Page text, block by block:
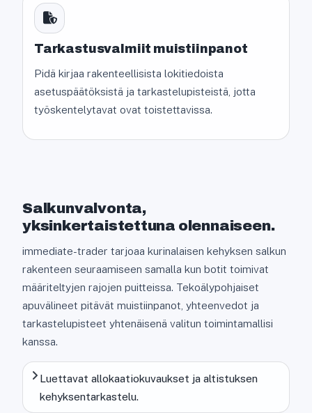
Tarkastusvalmiit muistiinpanot
Pidä kirjaa rakenteellisista lokitiedoista
asetuspäätöksistä ja tarkastelupisteistä, jotta
työskentelytavat ovat toistettavissa.
Salkunvalvonta,
yksinkertaistettuna olennaiseen.
immediate-trader tarjoaa kurinalaisen kehyksen salkun
rakenteen seuraamiseen samalla kun botit toimivat
määriteltyjen rajojen puitteissa. Tekoälypohjaiset
apuvälineet pitävät muistiinpanot, yhteenvedot ja
tarkastelupisteet yhtenäisenä valitun toimintamallisi
kanssa.
Luettavat allokaatiokuvaukset ja altistuksen
kehyksentarkastelu.